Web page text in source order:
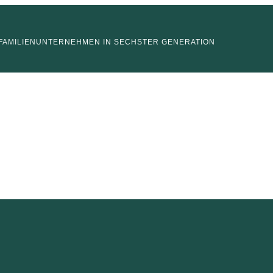
FAMILIENUNTERNEHMEN IN SECHSTER GENERATION